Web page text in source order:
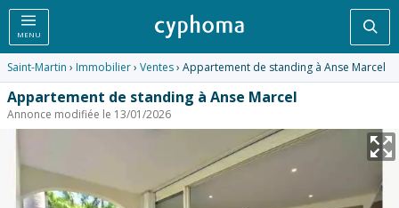
MENU
Saint-Martin › Immobilier› Ventes› Appartement de standing à Anse Marcel
Appartement de standing à Anse Marcel
Annonce modifiée le 13/01/2026